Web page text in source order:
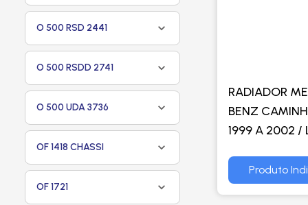
O 500 RSD 2441
O 500 RSDD 2741
O 500 UDA 3736
OF 1418 CHASSI
OF 1721
RADIADOR
BENZ
1999 A 2002 /
1998 A 2004 /
OF1724 2012>
Produto